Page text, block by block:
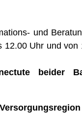
und
Uhr und
beider